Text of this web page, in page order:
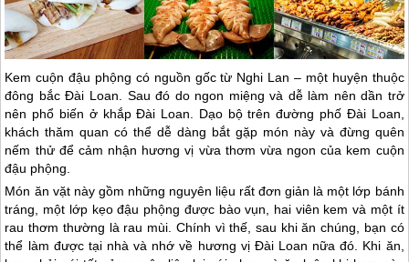
Kem cuộn đậu phộng có nguồn gốc từ Nghi Lan – một huyện thuộc
đông bắcĐài Loan. Sau đó do ngon miệng và dễ làm nên dần trở
nên phổ biến ở khắpĐài Loan. Dạo bộ trên đường phố Đài Loan,
khách thăm quan có thể dễ dàng bắt gặp món này và đừng quên
nếm thử để cảm nhận hương vị vừa thơm vừa ngon của kem cuộn
đậu phộng.
Món ăn vặt này gồm những nguyên liệu rất đơn giản là một lớp bánh
tráng, một lớp kẹo đậu phộng được bào vụn, hai viên kem và một ít
rau thơm thường là rau mùi. Chính vì thế, sau khi ăn chúng, bạn có
thể làm được tại nhà và nhớ về hương vị Đài Loan nữa đó. Khi ăn,